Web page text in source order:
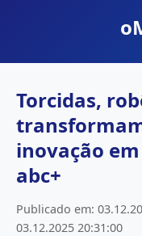
Torcidas,
inovação
abc+
Publicado em:
03.12.2025 20:31:00